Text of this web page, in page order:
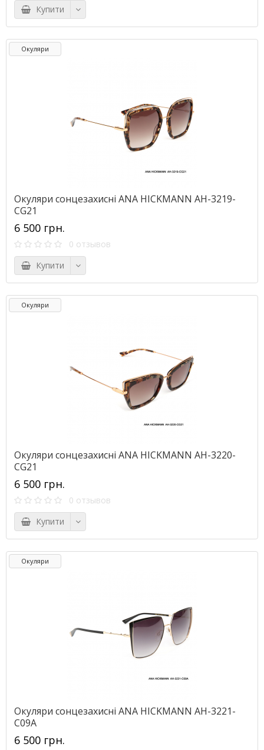
Купити
Окуляри
Окуляри сонцезахисні ANA HICKMANN AH-3219-
CG21
6 500 грн.
0 отзывов
Купити
Окуляри
Окуляри сонцезахисні ANA HICKMANN AH-3220-
CG21
6 500 грн.
0 отзывов
Купити
Окуляри
Окуляри сонцезахисні ANA HICKMANN AH-3221-
C09A
6 500 грн.